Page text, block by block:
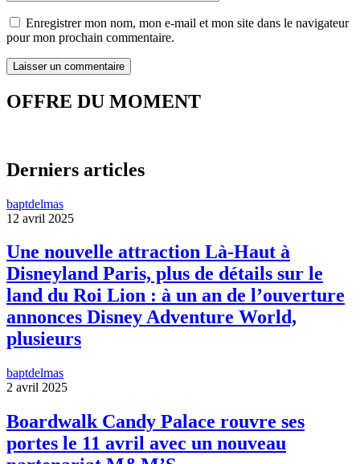
Enregistrer mon nom, mon e-mail et mon site dans le navigateur
pour mon prochain commentaire.
OFFRE DU MOMENT
Derniers articles
baptdelmas
12 avril 2025
Une nouvelle attraction Là-Haut à
Disneyland Paris, plus de détails sur le
land du Roi Lion : à un an de l’ouverture
annonces Disney Adventure World,
plusieurs
baptdelmas
2 avril 2025
Boardwalk Candy Palace rouvre ses
portes le 11 avril avec un nouveau